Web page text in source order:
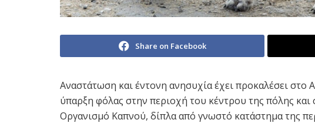
Share on Facebook
Αναστάτωση και έντονη ανησυχία έχει προκαλέσει στο
ύπαρξη φόλας στην περιοχή του κέντρου της πόλης και
Οργανισμό Καπνού, δίπλα από γνωστό κατάστημα της